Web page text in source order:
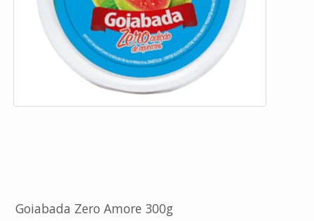
Goiabada Zero Amore 300g